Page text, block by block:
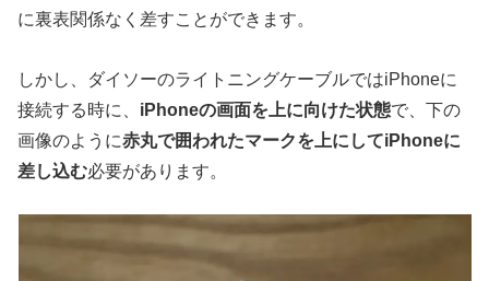
に裏表関係なく差すことができます。
しかし、ダイソーのライトニングケーブルではiPhoneに
接続する時に、 iPhoneの画面を上に向けた状態で、下の
画像のように赤丸で囲われたマークを上にしてiPhoneに
差し込む必要があります。